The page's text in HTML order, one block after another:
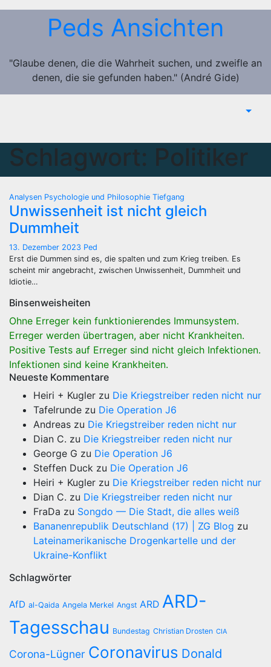
Zum
Peds Ansichten
"Glaube denen, die die Wahrheit suchen, und zweifle an
denen, die sie gefunden haben." (André Gide)
Schlagwort: Politiker
Analysen Psychologie und Philosophie Tiefgang
Unwissenheit ist nicht gleich
Dummheit
13. Dezember 2023 Ped
Erst die Dummen sind es, die spalten und zum Krieg treiben. Es
scheint mir angebracht, zwischen Unwissenheit, Dummheit und
Idiotie…
Binsenweisheiten
Ohne Erreger kein funktionierendes Immunsystem.
Erreger werden übertragen, aber nicht Krankheiten.
Positive Tests auf Erreger sind nicht gleich Infektionen.
Infektionen sind keine Krankheiten.
Neueste Kommentare
Heiri + Kugler zu Die Kriegstreiber reden nicht nur
Tafelrunde zu Die Operation J6
Andreas zu Die Kriegstreiber reden nicht nur
Dian C. zu Die Kriegstreiber reden nicht nur
George G zu Die Operation J6
Steffen Duck zu Die Operation J6
Heiri + Kugler zu Die Kriegstreiber reden nicht nur
Dian C. zu Die Kriegstreiber reden nicht nur
FraDa zu Songdo — Die Stadt, die alles weiß
Bananenrepublik Deutschland (17) | ZG Blog zu
Lateinamerikanische Drogenkartelle und der
Ukraine-Konflikt
Schlagwörter
AfD al-Qaida Angela Merkel Angst ARD ARD-
Tagesschau Bundestag Christian Drosten CIA
Corona-Lügner Coronavirus Donald